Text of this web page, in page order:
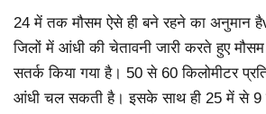
24 में तक मौसम ऐसे ही बने रहने का अनुमान
जिलों में आंधी की चेतावनी जारी करते हुए मौसम
सतर्क किया गया है। 50 से 60 किलोमीटर
आंधी चल सकती है। इसके साथ ही 25 में से